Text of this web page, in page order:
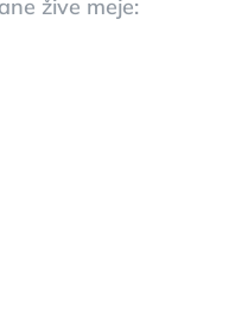
žive meje: